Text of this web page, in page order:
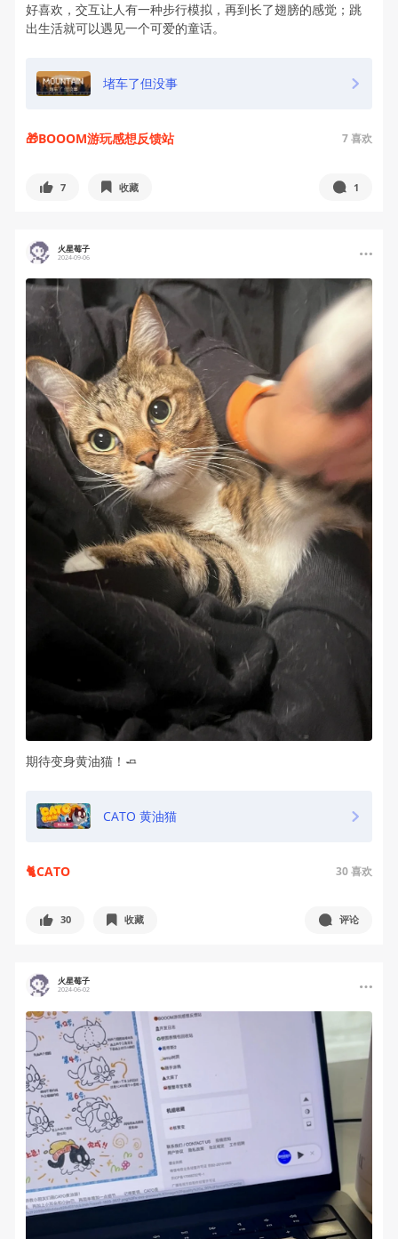
好喜欢，交互让人有一种步行模拟，再到长了翅膀的感觉；跳
出生活就可以遇见一个可爱的童话。
堵车了但没事
🎁BOOOM游玩感想反馈站 7喜欢
7 收藏 1
火星莓子
2024-09-06
期待变身黄油猫！🧈
CATO 黄油猫
🐈CATO 30喜欢
30 收藏 评论
火星莓子
2024-06-02